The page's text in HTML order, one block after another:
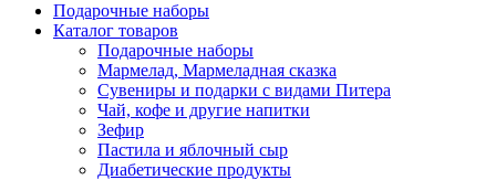
Подарочные наборы
Каталог товаров
Подарочные наборы
Мармелад, Мармеладная сказка
Сувениры и подарки с видами Питера
Чай, кофе и другие напитки
Зефир
Пастила и яблочный сыр
Диабетические продукты